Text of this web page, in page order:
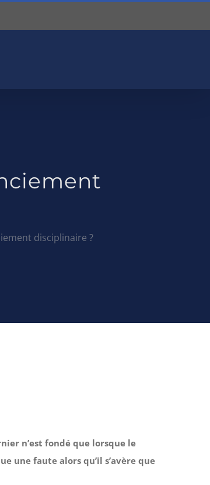
disciplinaire ?
n’est fondé que lorsque le
une faute alors qu’il s’avère que